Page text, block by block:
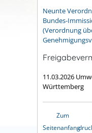
Neunte
Bundes-
(Verordnung
11.03.2026
Württemberg
Zum
Seitenanfang